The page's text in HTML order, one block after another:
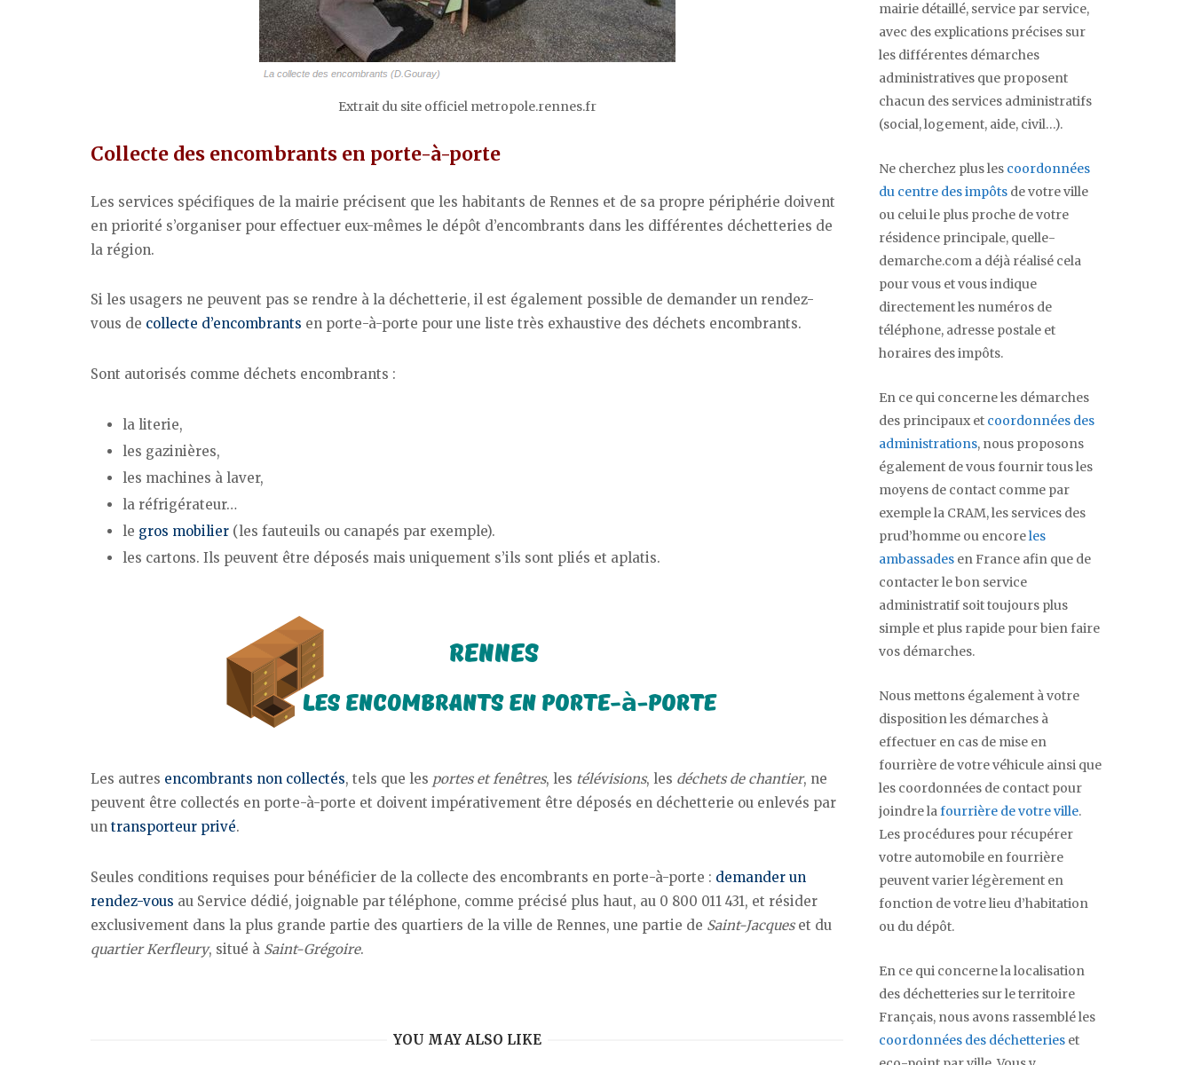
Extrait du site officiel metropole.rennes.fr
Collecte des encombrants en porte-à-porte
Les services spécifiques de la mairie précisent que les habitants de Rennes et de sa propre périphérie doivent
en priorité s’organiser pour effectuer eux-mêmes le dépôt d’encombrants dans les différentes déchetteries de
la région.
Si les usagers ne peuvent pas se rendre à la déchetterie, il est également possible de demander un rendez-
vous de collecte d’encombrants en porte-à-porte pour une liste très exhaustive des déchets encombrants.
Sont autorisés comme déchets encombrants :
la literie,
les gazinières,
les machines à laver,
la réfrigérateur…
le gros mobilier (les fauteuils ou canapés par exemple).
les cartons. Ils peuvent être déposés mais uniquement s’ils sont pliés et aplatis.
Les autres encombrants non collectés, tels que les portes et fenêtres, les télévisions, les déchets de chantier, ne
peuvent être collectés en porte-à-porte et doivent impérativement être déposés en déchetterie ou enlevés par
un transporteur privé.
Seules conditions requises pour bénéficier de la collecte des encombrants en porte-à-porte : demander un
rendez-vous au Service dédié, joignable par téléphone, comme précisé plus haut, au 0 800 011 431, et résider
exclusivement dans la plus grande partie des quartiers de la ville de Rennes, une partie de Saint-Jacqueset du
quartier Kerfleury, situé à Saint-Grégoire.
YOU MAY ALSO LIKE
mairie détaillé, service par service,
avec des explications précises sur
les différentes démarches
administratives que proposent
chacun des services administratifs
(social, logement, aide, civil…).
Ne cherchez plus les coordonnées
du centre des impôts de votre ville
ou celui le plus proche de votre
résidence principale, quelle-
demarche.com a déjà réalisé cela
pour vous et vous indique
directement les numéros de
téléphone, adresse postale et
horaires des impôts.
En ce qui concerne les démarches
des principaux et coordonnées des
administrations, nous proposons
également de vous fournir tous les
moyens de contact comme par
exemple la CRAM, les services des
prud’homme ou encoreles
ambassades en France afin que de
contacter le bon service
administratif soit toujours plus
simple et plus rapide pour bien faire
vos démarches.
Nous mettons également à votre
disposition les démarches à
effectuer en cas de mise en
fourrière de votre véhicule ainsi que
les coordonnées de contact pour
joindre lafourrière de votre ville.
Les procédures pour récupérer
votre automobile en fourrière
peuvent varier légèrement en
fonction de votre lieu d’habitation
ou du dépôt.
En ce qui concerne la localisation
des déchetteries sur le territoire
Français, nous avons rassemblé les
coordonnées des déchetteries et